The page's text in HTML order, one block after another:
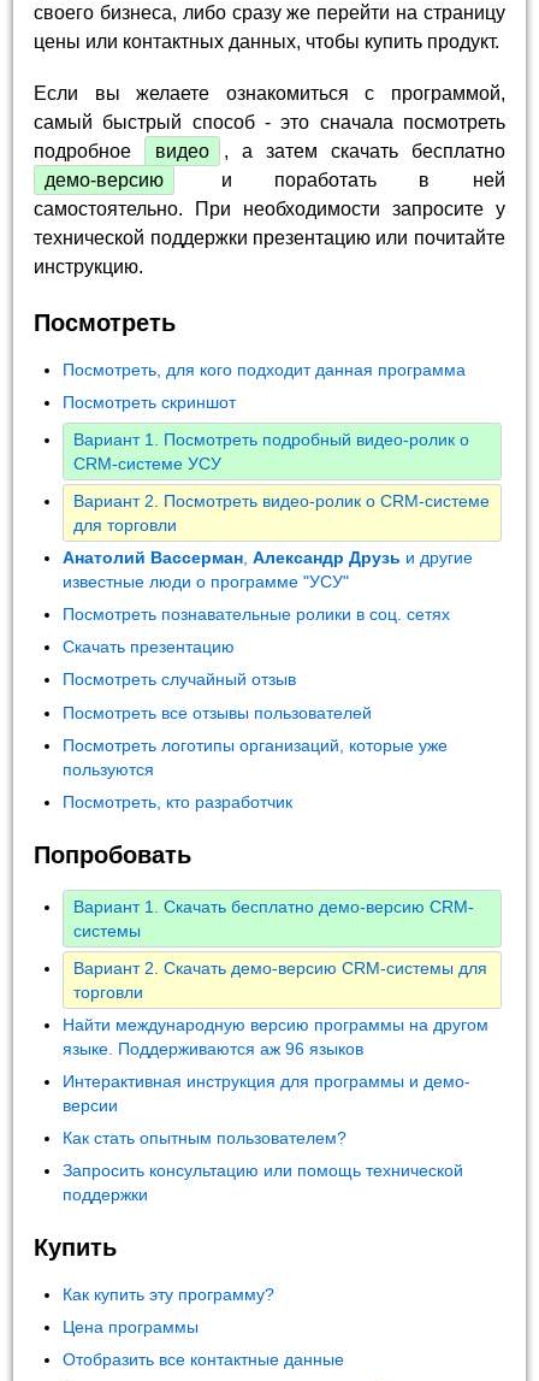
своего бизнеса, либо сразу же перейти на страницу
цены или контактных данных, чтобы купить продукт.
Если вы желаете ознакомиться с программой,
самый быстрый способ - это сначала посмотреть
подробное
видео
, а затем скачать бесплатно
демо-версию
и поработать в ней
самостоятельно. При необходимости запросите у
технической поддержки презентацию или почитайте
инструкцию.
Посмотреть
Посмотреть, для кого подходит данная программа
Посмотреть скриншот
Вариант 1. Посмотреть подробный видео-ролик о
CRM-системе УСУ
Вариант 2. Посмотреть видео-ролик о CRM-системе
для торговли
Анатолий Вассерман ,Александр Друзь и другие
известные люди о программе "УСУ"
Посмотреть познавательные ролики в соц. сетях
Скачать презентацию
Посмотреть случайный отзыв
Посмотреть все отзывы пользователей
Посмотреть логотипы организаций, которые уже
пользуются
Посмотреть, кто разработчик
Попробовать
Вариант 1. Скачать бесплатно демо-версию CRM-
системы
Вариант 2. Скачать демо-версию CRM-системы для
торговли
Найти международную версию программы на другом
языке. Поддерживаются аж 96 языков
Интерактивная инструкция для программы и демо-
версии
Как стать опытным пользователем?
Запросить консультацию или помощь технической
поддержки
Купить
Как купить эту программу?
Цена программы
Отобразить все контактные данные